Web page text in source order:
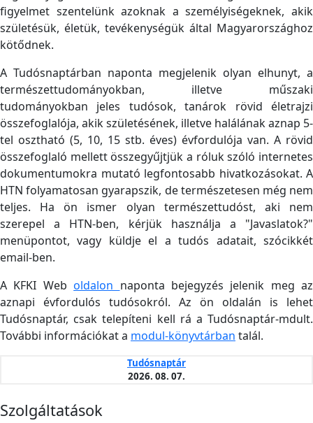
figyelmet szentelünk azoknak a személyiségeknek, akik
születésük, életük, tevékenységük által Magyarországhoz
kötődnek.
A Tudósnaptárban naponta megjelenik olyan elhunyt, a
természettudományokban, illetve műszaki
tudományokban jeles tudósok, tanárok rövid életrajzi
összefoglalója, akik születésének, illetve halálának aznap 5-
tel osztható (5, 10, 15 stb. éves) évfordulója van. A rövid
összefoglaló mellett összegyűjtjük a róluk szóló internetes
dokumentumokra mutató legfontosabb hivatkozásokat. A
HTN folyamatosan gyarapszik, de természetesen még nem
teljes. Ha ön ismer olyan természettudóst, aki nem
szerepel a HTN-ben, kérjük használja a "Javaslatok?"
menüpontot, vagy küldje el a tudós adatait, szócikkét
email-ben.
A KFKI Weboldalon naponta bejegyzés jelenik meg az
aznapi évfordulós tudósokról. Az ön oldalán is lehet
Tudósnaptár, csak telepíteni kell rá a Tudósnaptár-mdult.
További információkat a modul-könyvtárban talál.
Tudósnaptár
2026. 08. 07.
Szolgáltatások